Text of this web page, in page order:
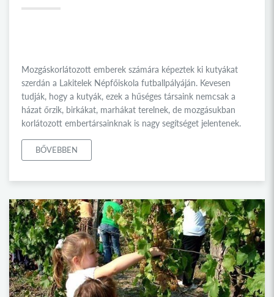
Mozgáskorlátozott emberek számára képeztek ki kutyákat
szerdán a Lakitelek Népfőiskola futballpályáján. Kevesen
tudják, hogy a kutyák, ezek a hűséges társaink nemcsak a
házat őrzik, birkákat, marhákat terelnek, de mozgásukban
korlátozott embertársainknak is nagy segítséget jelentenek.
BŐVEBBEN